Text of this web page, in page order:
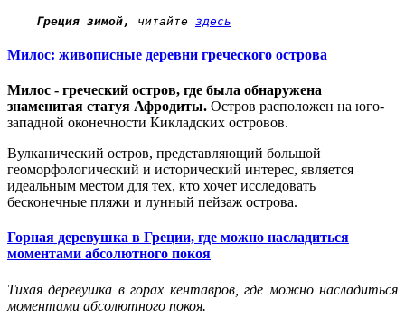
Греция зимой, читайте здесь
Милос: живописные деревни греческого острова
Милос - греческий остров, где была обнаружена
знаменитая статуя Афродиты. Остров расположен на юго-
западной оконечности Кикладских островов.
Вулканический остров, представляющий большой
геоморфологический и исторический интерес, является
идеальным местом для тех, кто хочет исследовать
бесконечные пляжи и лунный пейзаж острова.
Горная деревушка в Греции, где можно насладиться
моментами абсолютного покоя
Тихая деревушка в горах кентавров, где можно насладиться
моментами абсолютного покоя.